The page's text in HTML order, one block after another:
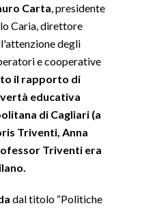
Carta , presidente
Caria, direttore
degli
e cooperative
il rapporto di
educativa
di Cagliari (a
Triventi, Anna
Triventi era
dal titolo “Politiche